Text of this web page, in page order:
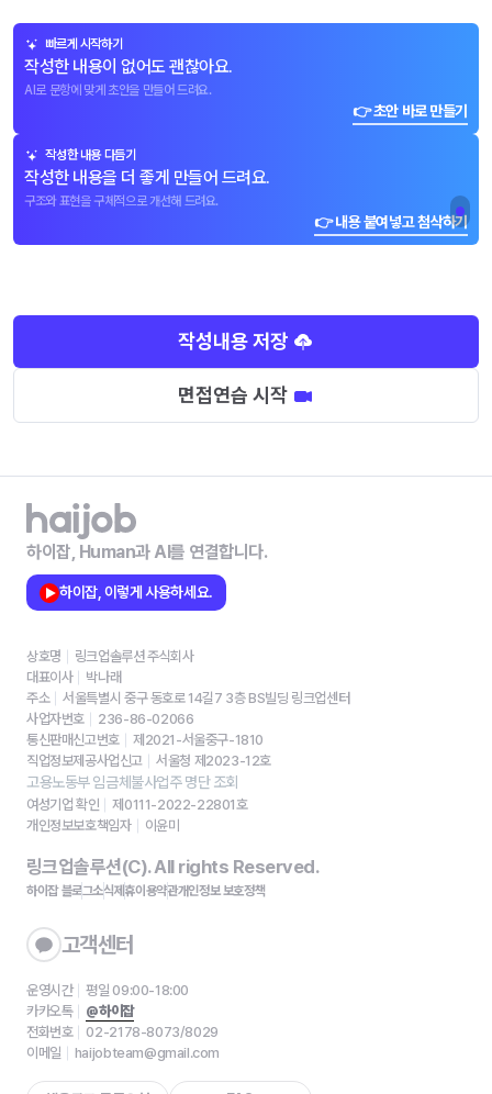
빠르게 시작하기
작성한 내용이 없어도 괜찮아요.
AI로 문항에 맞게 초안을 만들어 드려요.
👉 초안 바로 만들기
작성한 내용 다듬기
작성한 내용을 더 좋게 만들어 드려요.
구조와 표현을 구체적으로 개선해 드려요.
👉 내용 붙여넣고 첨삭하기
작성내용 저장
면접연습 시작
하이잡, Human과 AI를 연결합니다.
하이잡, 이렇게 사용하세요.
상호명
링크업솔루션 주식회사
대표이사
박나래
주소
서울특별시 중구 동호로 14길7 3층 BS빌딩 링크업센터
사업자번호
236-86-02066
통신판매신고번호
제2021-서울중구-1810
직업정보제공사업신고
서울청 제2023-12호
고용노동부 임금체불사업주 명단 조회
여성기업 확인
제0111-2022-22801호
개인정보보호책임자
이윤미
링크업솔루션(C). All rights Reserved.
하이잡 블로그소식제휴이용약관개인정보 보호정책
고객센터
운영시간
평일 09:00-18:00
카카오톡
@하이잡
전화번호
02-2178-8073/8029
이메일
haijobteam@gmail.com